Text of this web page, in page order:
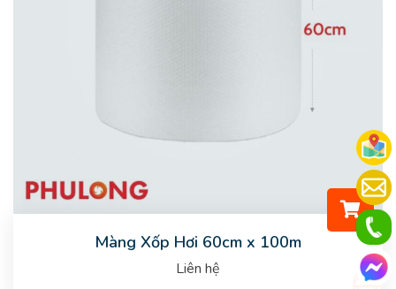
Màng Xốp Hơi 60cm x 100m
Liên hệ